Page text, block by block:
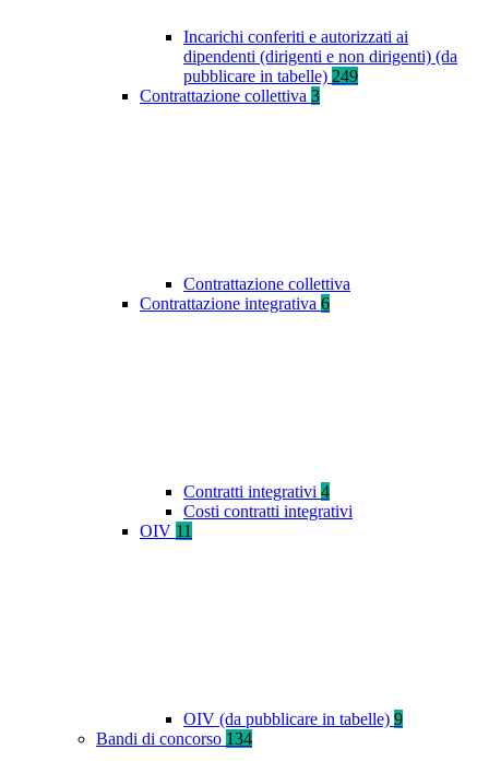
Incarichi conferiti e autorizzati ai
dipendenti (dirigenti e non dirigenti) (da
pubblicare in tabelle) 249
Contrattazione collettiva 3
Contrattazione collettiva
Contrattazione integrativa 6
Contratti integrativi 4
Costi contratti integrativi
OIV 11
OIV (da pubblicare in tabelle) 9
Bandi di concorso 134